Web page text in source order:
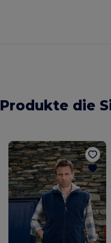
Produkte die